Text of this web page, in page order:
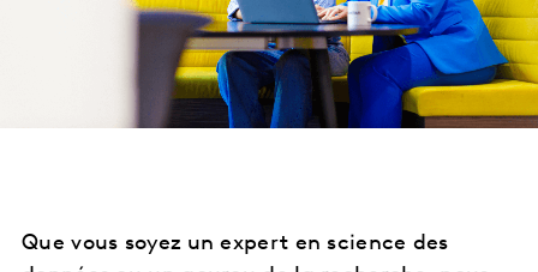
Que vous soyez un expert en science des